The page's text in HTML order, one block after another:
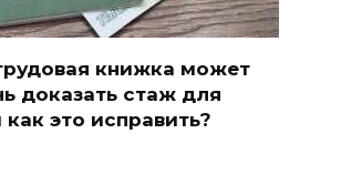
книжка может
доказать стаж для
это исправить?